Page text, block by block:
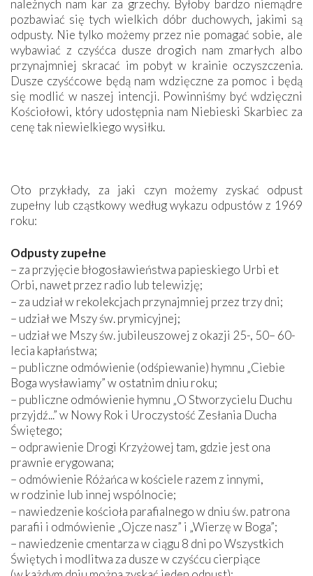
należnych nam kar za grzechy. Byłoby bardzo niemądre
pozbawiać się tych wielkich dóbr duchowych, jakimi są
odpusty. Nie tylko możemy przez nie pomagać sobie, ale
wybawiać z czyśćca dusze drogich nam zmarłych albo
przynajmniej skracać im pobyt w krainie oczyszczenia.
Dusze czyśćcowe będą nam wdzięczne za pomoc i będą
się modlić w naszej intencji. Powinniśmy być wdzięczni
Kościołowi, który udostępnia nam Niebieski Skarbiec za
cenę tak niewielkiego wysiłku.
Oto przykłady, za jaki czyn możemy zyskać odpust
zupełny lub cząstkowy według wykazu odpustów z 1969
roku:
Odpusty zupełne
– za przyjęcie błogosławieństwa papieskiego Urbi et
Orbi, nawet przez radio lub telewizję;
– za udział w rekolekcjach przynajmniej przez trzy dni;
– udział we Mszy św. prymicyjnej;
– udział we Mszy św. jubileuszowej z okazji 25-, 50– 60-
lecia kapłaństwa;
– publiczne odmówienie (odśpiewanie) hymnu „Ciebie
Boga wysławiamy” w ostatnim dniu roku;
– publiczne odmówienie hymnu „O Stworzycielu Duchu
przyjdź...” w Nowy Rok i Uroczystość Zesłania Ducha
Świętego;
– odprawienie Drogi Krzyżowej tam, gdzie jest ona
prawnie erygowana;
– odmówienie Różańca w kościele razem z innymi,
w rodzinie lub innej wspólnocie;
– nawiedzenie kościoła parafialnego w dniu św. patrona
parafii i odmówienie „Ojcze nasz” i „Wierzę w Boga”;
– nawiedzenie cmentarza w ciągu 8 dni po Wszystkich
Świętych i modlitwa za dusze w czyśćcu cierpiące